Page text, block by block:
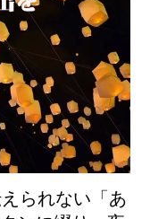
られない「あ